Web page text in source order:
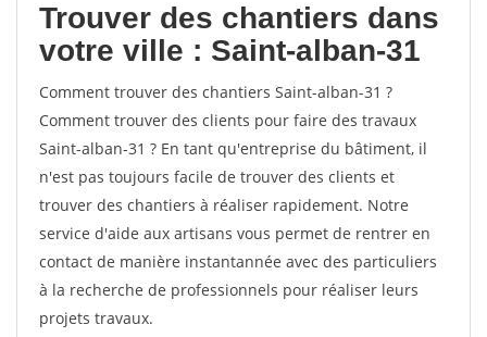
Trouver des chantiers dans
votre ville : Saint-alban-31
Comment trouver des chantiers Saint-alban-31 ?
Comment trouver des clients pour faire des travaux
Saint-alban-31 ? En tant qu'entreprise du bâtiment, il
n'est pas toujours facile de trouver des clients et
trouver des chantiers à réaliser rapidement. Notre
service d'aide aux artisans vous permet de rentrer en
contact de manière instantannée avec des particuliers
à la recherche de professionnels pour réaliser leurs
projets travaux.